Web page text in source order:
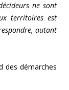
ne sont
territoires est
autant
des démarches